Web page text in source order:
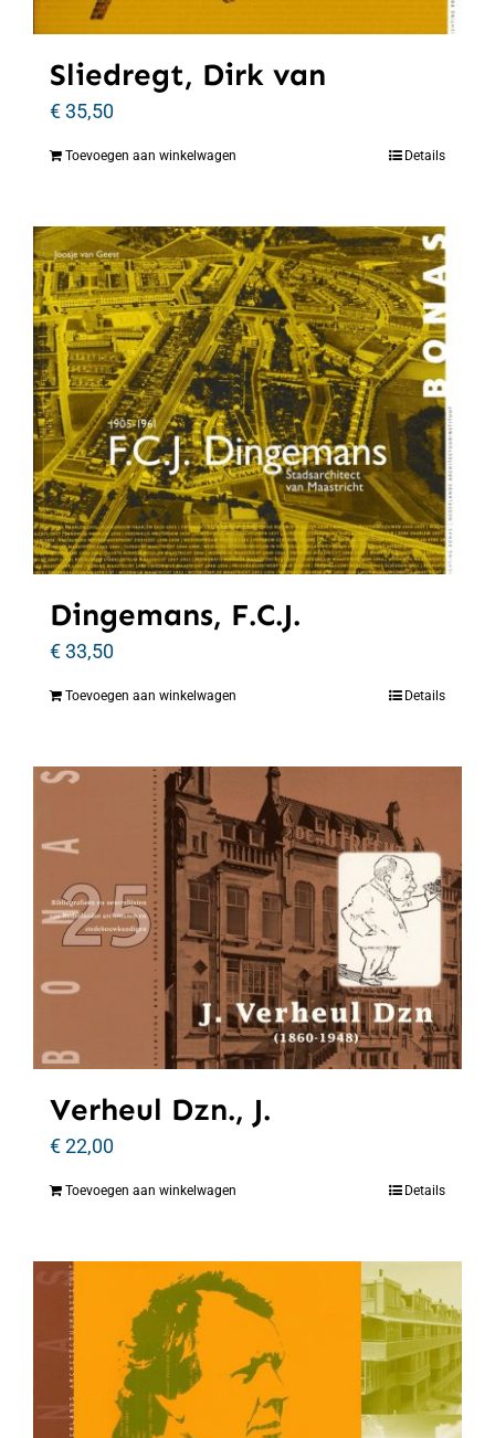
Sliedregt, Dirk van
€35,50
Toevoegen aan winkelwagen Details
Dingemans, F.C.J.
€33,50
Toevoegen aan winkelwagen Details
Verheul Dzn., J.
€22,00
Toevoegen aan winkelwagen Details